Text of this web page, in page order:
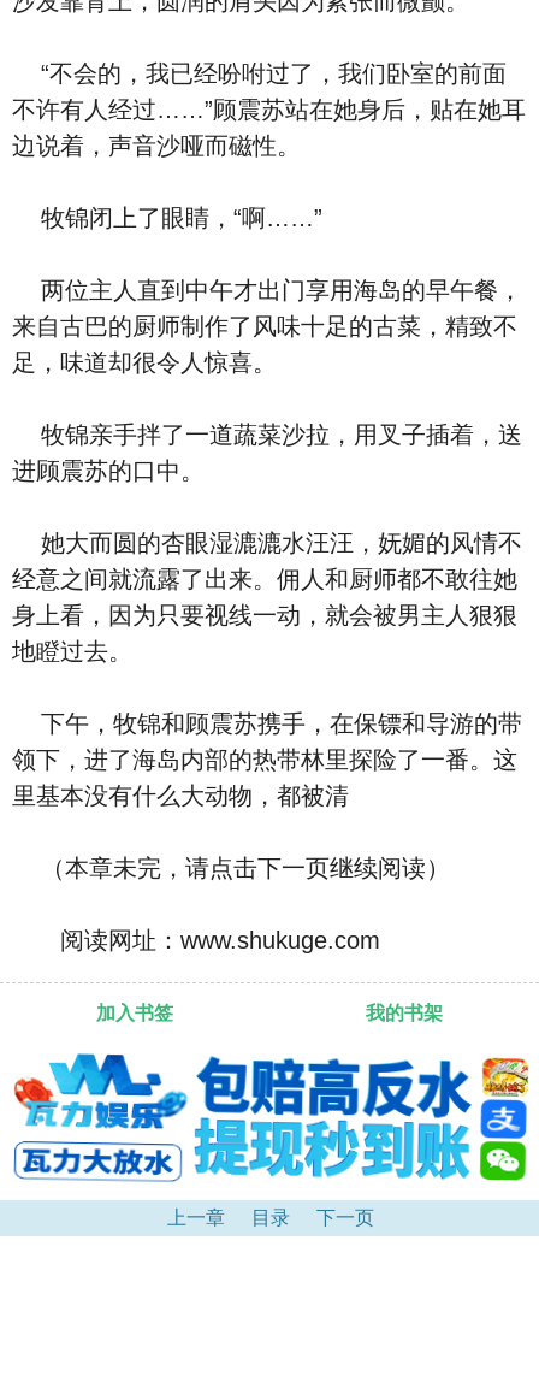
“不会的，我已经吩咐过了，我们卧室的前面
不许有人经过……”顾震苏站在她身后，贴在她耳
边说着，声音沙哑而磁性。
牧锦闭上了眼睛，“啊……”
两位主人直到中午才出门享用海岛的早午餐，
来自古巴的厨师制作了风味十足的古菜，精致不
足，味道却很令人惊喜。
牧锦亲手拌了一道蔬菜沙拉，用叉子插着，送
进顾震苏的口中。
她大而圆的杏眼湿漉漉水汪汪，妩媚的风情不
经意之间就流露了出来。佣人和厨师都不敢往她
身上看，因为只要视线一动，就会被男主人狠狠
地瞪过去。
下午，牧锦和顾震苏携手，在保镖和导游的带
领下，进了海岛内部的热带林里探险了一番。这
里基本没有什么大动物，都被清
（本章未完，请点击下一页继续阅读）
阅读网址：www.shukuge.com
加入书签 我的书架
上一章 目录 下一页